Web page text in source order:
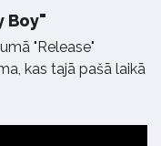
Boy"
"Release"
kas tajā pašā laikā